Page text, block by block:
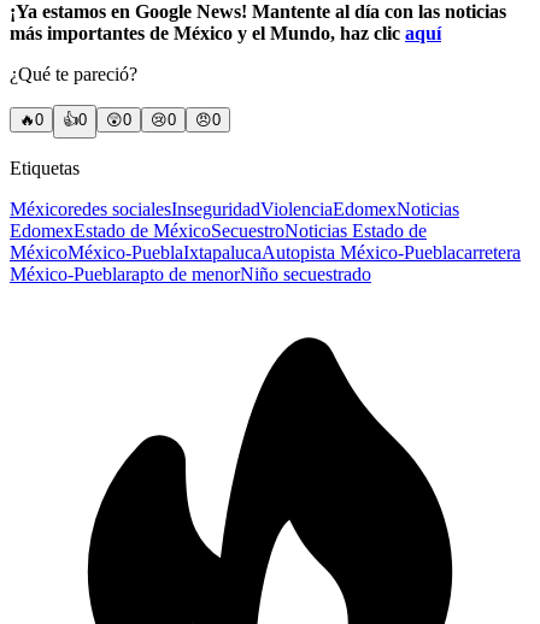
¡Ya estamos en Google News! Mantente al día con las noticias
más importantes de México y el Mundo, haz clic aquí
¿Qué te pareció?
🔥0 👍0 😲0 😢0 😠0
Etiquetas
Méxicoredes socialesInseguridadViolenciaEdomexNoticias
EdomexEstado de MéxicoSecuestroNoticias Estado de
MéxicoMéxico-PueblaIxtapalucaAutopista México-Pueblacarretera
México-Pueblarapto de menorNiño secuestrado